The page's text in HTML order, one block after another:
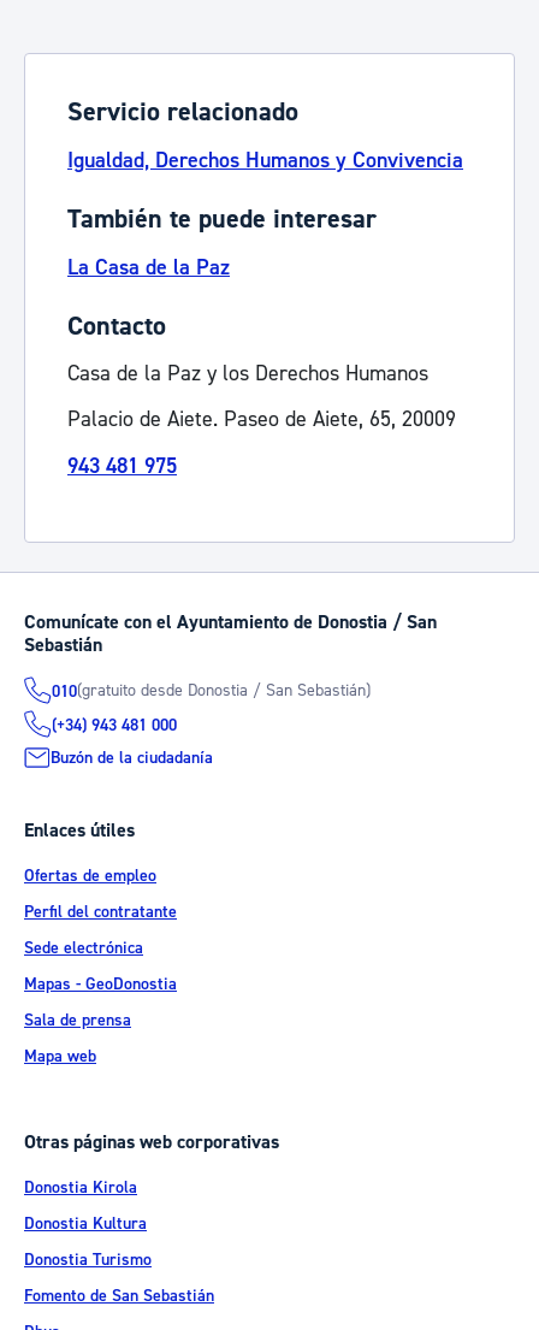
Servicio relacionado
Igualdad, Derechos Humanos y Convivencia
También te puede interesar
La Casa de la Paz
Contacto
Casa de la Paz y los Derechos Humanos
Palacio de Aiete. Paseo de Aiete, 65, 20009
943 481 975
Comunícate con el Ayuntamiento de Donostia / San
Sebastián
010(gratuito desde Donostia / San Sebastián)
(+34) 943 481 000
Buzón de la ciudadanía
Enlaces útiles
Ofertas de empleo
Perfil del contratante
Sede electrónica
Mapas - GeoDonostia
Sala de prensa
Mapa web
Otras páginas web corporativas
Donostia Kirola
Donostia Kultura
Donostia Turismo
Fomento de San Sebastián